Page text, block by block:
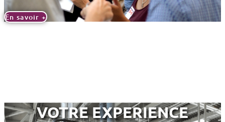
En savoir +
VOTRE EXPERIENCE